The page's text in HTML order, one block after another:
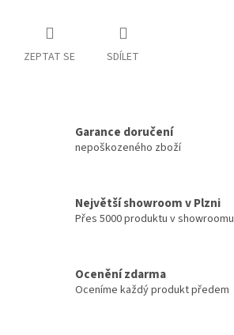
ZEPTAT SE SDÍLET
Garance doručení
nepoškozeného zboží
Největší showroom v Plzni
Přes 5000 produktu v showroomu
Ocenění zdarma
Oceníme každý produkt předem